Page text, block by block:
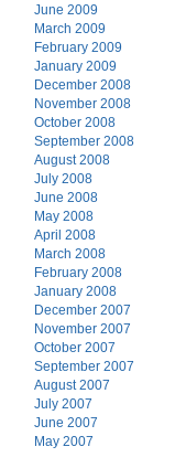
June 2009
March 2009
February 2009
January 2009
December 2008
November 2008
October 2008
September 2008
August 2008
July 2008
June 2008
May 2008
April 2008
March 2008
February 2008
January 2008
December 2007
November 2007
October 2007
September 2007
August 2007
July 2007
June 2007
May 2007